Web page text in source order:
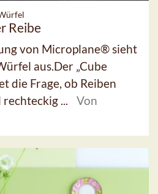
Reibe
von Microplane® sieht
aus.Der „Cube
die Frage, ob Reiben
...
Von